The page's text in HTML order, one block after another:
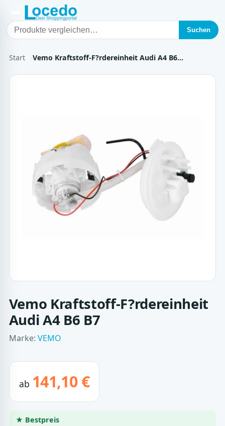
Suchen
Start Vemo Kraftstoff-F?rdereinheit Audi A4 B6…
Vemo Kraftstoff-F?rdereinheit
Audi A4 B6 B7
Marke: VEMO
ab 141,10 €
★ Bestpreis